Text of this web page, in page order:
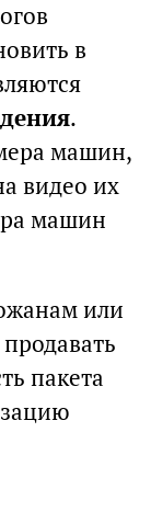
в
.
машин,
видео их
машин
или
пакета